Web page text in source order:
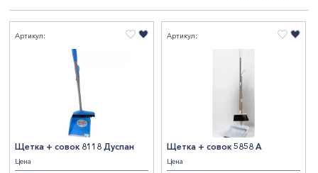
Артикул:
Щетка + совок 8118 Дуспан
Цена
Артикул:
Щетка + совок 5858 А
Цена